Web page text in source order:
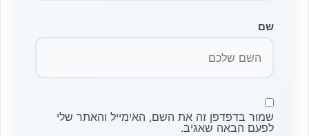
שם
שמור בדפדפן זה את השם, האימייל והאתר שלי
לפעם הבאה שאגיב.